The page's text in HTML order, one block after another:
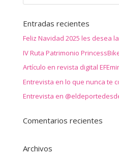
Entradas recientes
Feliz Navidad 2025 les desea
IV Ruta Patrimonio
Artículo en revista digital
Entrevista en lo que nunca te
Entrevista en
Comentarios recientes
Archivos